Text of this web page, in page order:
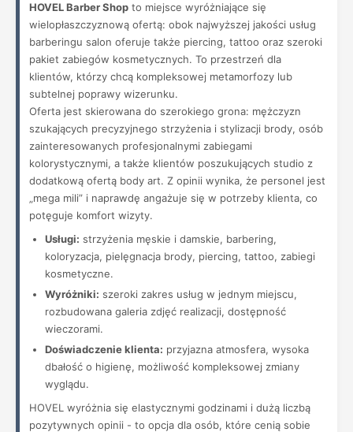
HOVEL Barber Shop to miejsce wyróżniające się
wielopłaszczyznową ofertą: obok najwyższej jakości usług
barberingu salon oferuje także piercing, tattoo oraz szeroki
pakiet zabiegów kosmetycznych. To przestrzeń dla
klientów, którzy chcą kompleksowej metamorfozy lub
subtelnej poprawy wizerunku.
Oferta jest skierowana do szerokiego grona: mężczyzn
szukających precyzyjnego strzyżenia i stylizacji brody, osób
zainteresowanych profesjonalnymi zabiegami
kolorystycznymi, a także klientów poszukujących studio z
dodatkową ofertą body art. Z opinii wynika, że personel jest
„mega mili” i naprawdę angażuje się w potrzeby klienta, co
potęguje komfort wizyty.
Usługi: strzyżenia męskie i damskie, barbering,
koloryzacja, pielęgnacja brody, piercing, tattoo, zabiegi
kosmetyczne.
Wyróżniki: szeroki zakres usług w jednym miejscu,
rozbudowana galeria zdjęć realizacji, dostępność
wieczorami.
Doświadczenie klienta: przyjazna atmosfera, wysoka
dbałość o higienę, możliwość kompleksowej zmiany
wyglądu.
HOVEL wyróżnia się elastycznymi godzinami i dużą liczbą
pozytywnych opinii - to opcja dla osób, które cenią sobie